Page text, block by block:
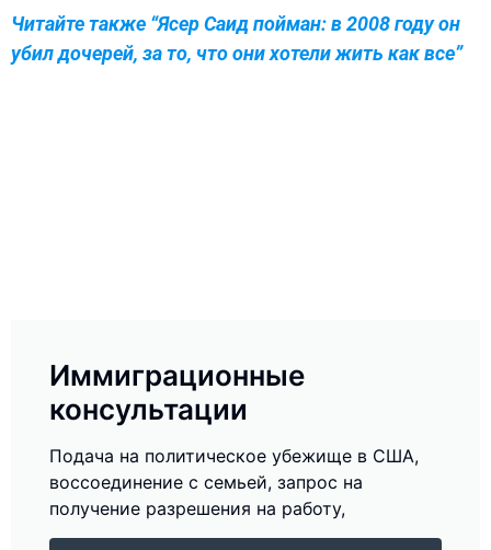
Читайте также “Ясер Саид пойман: в 2008 году он
убил дочерей, за то, что они хотели жить как все”
Иммиграционные
консультации
Подача на политическое убежище в США,
воссоединение с семьей, запрос на
получение разрешения на работу,